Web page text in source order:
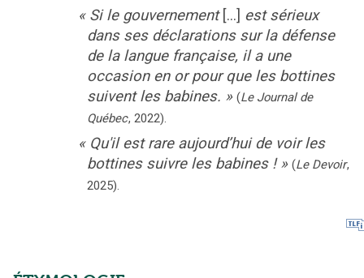
« Si le gouvernement [...] est sérieux
dans ses déclarations sur la défense
de la langue française, il a une
occasion en or pour que les bottines
suivent les babines. » (Le Journal de
Québec, 2022).
« Qu'il est rare aujourd’hui de voir les
bottines suivre les babines ! » (Le Devoir,
2025).